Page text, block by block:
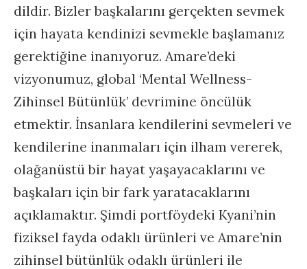
dildir. Bizler başkalarını gerçekten sevmek
için hayata kendinizi sevmekle başlamanız
gerektiğine inanıyoruz. Amare’deki
vizyonumuz, global ‘Mental Wellness-
Zihinsel Bütünlük’ devrimine öncülük
etmektir. İnsanlara kendilerini sevmeleri ve
kendilerine inanmaları için ilham vererek,
olağanüstü bir hayat yaşayacaklarını ve
başkaları için bir fark yaratacaklarını
açıklamaktır. Şimdi portföydeki Kyani’nin
fiziksel fayda odaklı ürünleri ve Amare’nin
zihinsel bütünlük odaklı ürünleri ile